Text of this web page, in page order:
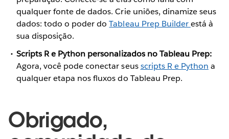
qualquer fonte de dados. Crie uniões, dinamize seus
dados: todo o poder doTableau Prep Builderestá à
sua disposição.
Scripts R e Python personalizados no Tableau Prep:
Agora, você pode conectar seusscripts R e Python a
qualquer etapa nos fluxos do Tableau Prep.
Obrigado,